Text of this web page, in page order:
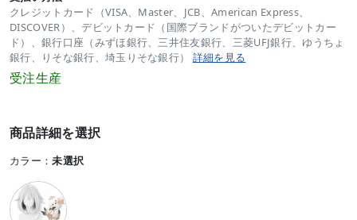
クレジットカード（VISA、Master、JCB、American Express、
DISCOVER）、デビットカード（国際ブランドがついたデビットカー
ド）、銀行口座（みずほ銀行、三井住友銀行、三菱UFJ銀行、ゆうちょ
銀行、りそな銀行、埼玉りそな銀行） 詳細を見る
受注生産
商品詳細を選択
カラー：未選択